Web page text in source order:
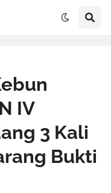
IV
3 Kali
Bukti